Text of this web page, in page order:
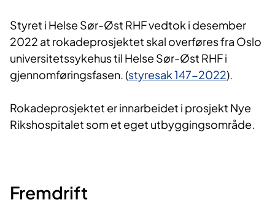
Styret i Helse Sør-Øst RHF vedtok i desember
2022 at rokadeprosjektet skal overføres fra Oslo
universitetssykehus til Helse Sør-Øst RHF i
gjennomføringsfasen. (styresak 147-2022​).​
Rokadeprosjektet er innarbeidet i prosjekt Nye
Rikshospitalet som et eget utbyggingsområde.
Fremdrift